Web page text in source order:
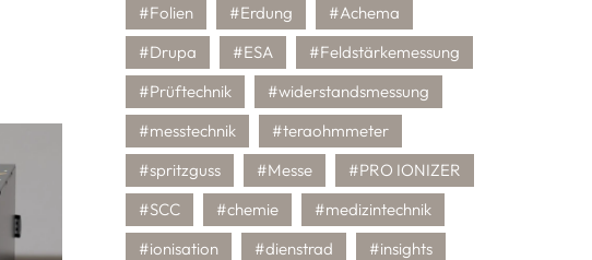
#Folien
#Erdung
#Achema
#Drupa
#ESA
#Feldstärkemessung
#Prüftechnik
#widerstandsmessung
#messtechnik
#teraohmmeter
#spritzguss
#Messe
#PRO IONIZER
#SCC
#chemie
#medizintechnik
#ionisation
#dienstrad
#insights